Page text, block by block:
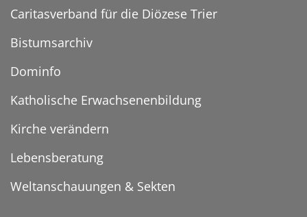
Caritasverband für die Diözese Trier
Bistumsarchiv
Dominfo
Katholische Erwachsenenbildung
Kirche verändern
Lebensberatung
Weltanschauungen & Sekten